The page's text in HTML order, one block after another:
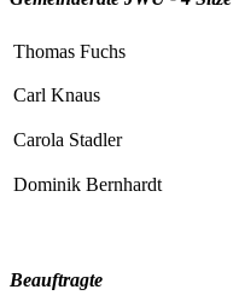
Thomas Fuchs
Carl Knaus
Carola Stadler
Dominik Bernhardt
Beauftragte